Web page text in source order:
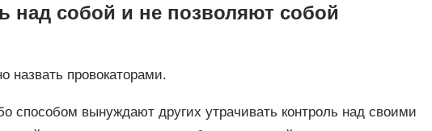
над собой и не позволяют собой
назвать провокаторами.
способом вынуждают других утрачивать контроль над своими